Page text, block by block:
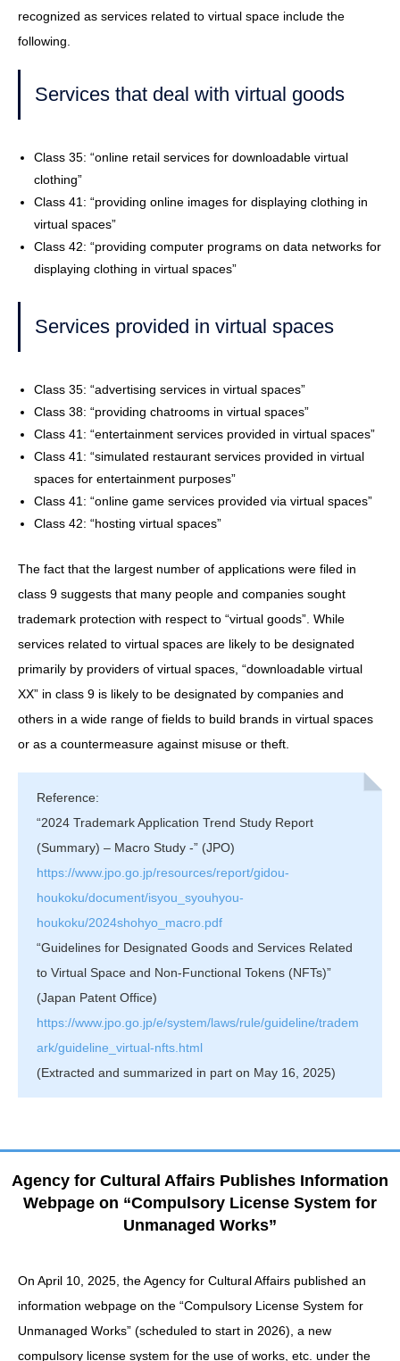
recognized as services related to virtual space include the
following.
Services that deal with virtual goods
Class 35: “online retail services for downloadable virtual
clothing”
Class 41: “providing online images for displaying clothing in
virtual spaces”
Class 42: “providing computer programs on data networks for
displaying clothing in virtual spaces”
Services provided in virtual spaces
Class 35: “advertising services in virtual spaces”
Class 38: “providing chatrooms in virtual spaces”
Class 41: “entertainment services provided in virtual spaces”
Class 41: “simulated restaurant services provided in virtual
spaces for entertainment purposes”
Class 41: “online game services provided via virtual spaces”
Class 42: “hosting virtual spaces”
The fact that the largest number of applications were filed in
class 9 suggests that many people and companies sought
trademark protection with respect to “virtual goods”. While
services related to virtual spaces are likely to be designated
primarily by providers of virtual spaces, “downloadable virtual
XX” in class 9 is likely to be designated by companies and
others in a wide range of fields to build brands in virtual spaces
or as a countermeasure against misuse or theft.
Reference:
“2024 Trademark Application Trend Study Report
(Summary) – Macro Study -” (JPO)
https://www.jpo.go.jp/resources/report/gidou-
houkoku/document/isyou_syouhyou-
houkoku/2024shohyo_macro.pdf
“Guidelines for Designated Goods and Services Related
to Virtual Space and Non-Functional Tokens (NFTs)”
(Japan Patent Office)
https://www.jpo.go.jp/e/system/laws/rule/guideline/tradem
ark/guideline_virtual-nfts.html
(Extracted and summarized in part on May 16, 2025)
Agency for Cultural Affairs Publishes Information
Webpage on “Compulsory License System for
Unmanaged Works”
On April 10, 2025, the Agency for Cultural Affairs published an
information webpage on the “Compulsory License System for
Unmanaged Works” (scheduled to start in 2026), a new
compulsory license system for the use of works, etc. under the